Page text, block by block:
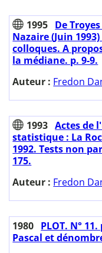
1995 De
Nazaire (Juin
colloques. A
la médiane. p. 9-9.
Auteur : Fredon
1993 Actes de
statistique : La
1992. Tests non
175.
Auteur : Fredon
1980 PLOT. N°
Pascal et